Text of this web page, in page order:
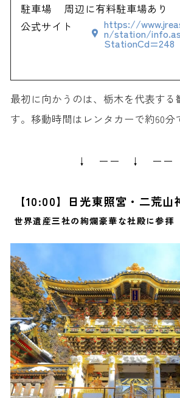
駐車場
周辺に有料駐車場あり
公式サイト
https://
n/station/
StationCd=248
最初に向かうのは、栃木を代表する
す。移動時間はレンタカーで約60分
↓ ーー ↓ ーー
【10:00】日光東照宮・二荒
世界遺産三社の絢爛豪華な社殿に参拝